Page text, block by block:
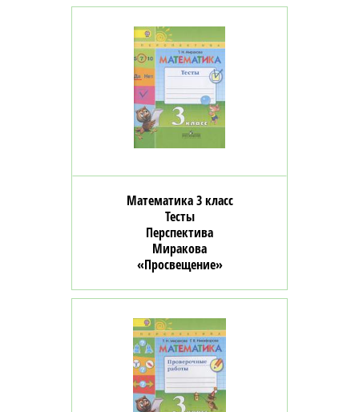
Математика 3 класс
Тесты
Перспектива
Миракова
«Просвещение»